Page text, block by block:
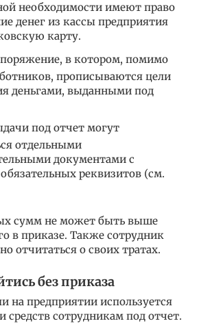
необходимости имеют право
денег из кассы предприятия
карту.
в котором, помимо
прописываются цели
деньгами, выданными под
под отчет могут
отдельными
документами с
реквизитов (см.
сумм не может быть выше
в приказе. Также сотрудник
отчитаться о своих тратах.
без приказа
на предприятии используется
средств сотрудникам под отчет.